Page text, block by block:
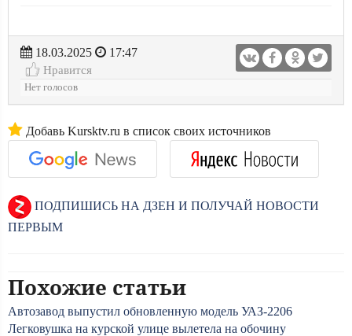
18.03.2025
17:47
Нравится
Нет голосов
Добавь Kursktv.ru в список своих источников
ПОДПИШИСЬ НА ДЗЕН И ПОЛУЧАЙ НОВОСТИ
ПЕРВЫМ
Похожие статьи
Автозавод выпустил обновленную модель УАЗ-2206
Легковушка на курской улице вылетела на обочину